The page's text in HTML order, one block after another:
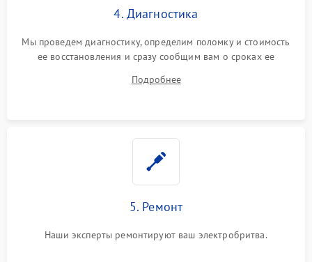
4. Диагностика
Мы проведем диагностику, определим поломку и стоимость
ее восстановления и сразу сообщим вам о сроках ее
Подробнее
5. Ремонт
Наши эксперты ремонтируют ваш электробритва.